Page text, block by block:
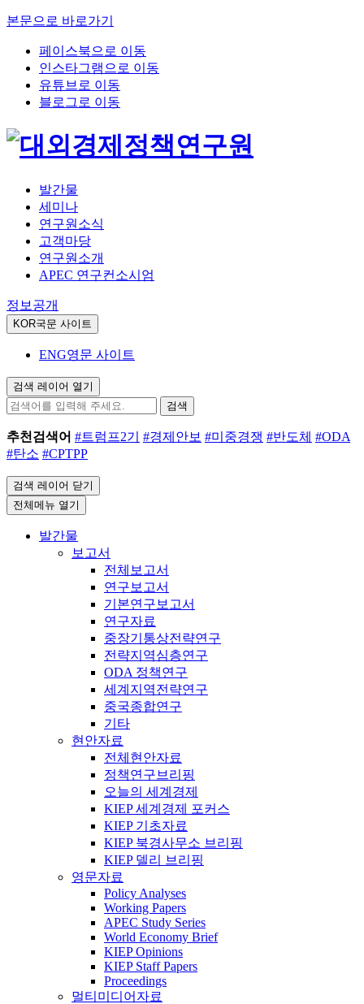
본문으로 바로가기
페이스북으로 이동
인스타그램으로 이동
유튜브로 이동
블로그로 이동
발간물
세미나
연구원소식
고객마당
연구원소개
APEC 연구컨소시엄
정보공개
KOR국문 사이트
ENG영문 사이트
검색 레이어 열기
검색
추천검색어 #트럼프2기 #경제안보 #미중경쟁 #반도체 #ODA
#탄소 #CPTPP
검색 레이어 닫기
전체메뉴 열기
발간물
보고서
전체보고서
연구보고서
기본연구보고서
연구자료
중장기통상전략연구
전략지역심층연구
ODA 정책연구
세계지역전략연구
중국종합연구
기타
현안자료
전체현안자료
정책연구브리핑
오늘의 세계경제
KIEP 세계경제 포커스
KIEP 기초자료
KIEP 북경사무소 브리핑
KIEP 델리 브리핑
영문자료
Policy Analyses
Working Papers
APEC Study Series
World Economy Brief
KIEP Opinions
KIEP Staff Papers
Proceedings
멀티미디어자료